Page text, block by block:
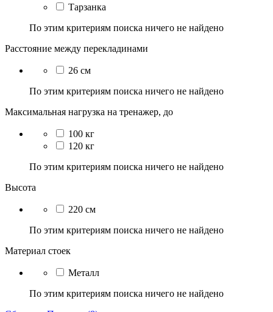
Тарзанка
По этим критериям поиска ничего не найдено
Расстояние между перекладинами
26 см
По этим критериям поиска ничего не найдено
Максимальная нагрузка на тренажер, до
100 кг
120 кг
По этим критериям поиска ничего не найдено
Высота
220 см
По этим критериям поиска ничего не найдено
Материал стоек
Металл
По этим критериям поиска ничего не найдено